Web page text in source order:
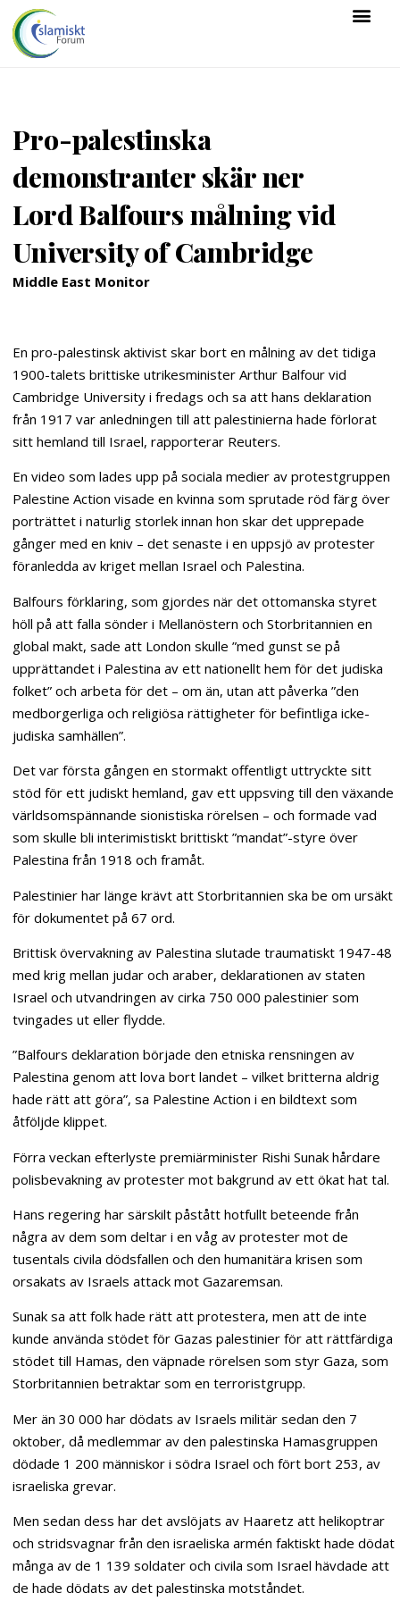
Pro-palestinska
demonstranter skär ner
Lord Balfours målning vid
University of Cambridge
Middle East Monitor
En pro-palestinsk aktivist skar bort en målning av det tidiga
1900-talets brittiske utrikesminister Arthur Balfour vid
Cambridge University i fredags och sa att hans deklaration
från 1917 var anledningen till att palestinierna hade förlorat
sitt hemland till Israel, rapporterar Reuters.
En video som lades upp på sociala medier av protestgruppen
Palestine Action visade en kvinna som sprutade röd färg över
porträttet i naturlig storlek innan hon skar det upprepade
gånger med en kniv – det senaste i en uppsjö av protester
föranledda av kriget mellan Israel och Palestina.
Balfours förklaring, som gjordes när det ottomanska styret
höll på att falla sönder i Mellanöstern och Storbritannien en
global makt, sade att London skulle ”med gunst se på
upprättandet i Palestina av ett nationellt hem för det judiska
folket” och arbeta för det – om än, utan att påverka ”den
medborgerliga och religiösa rättigheter för befintliga icke-
judiska samhällen”.
Det var första gången en stormakt offentligt uttryckte sitt
stöd för ett judiskt hemland, gav ett uppsving till den växande
världsomspännande sionistiska rörelsen – och formade vad
som skulle bli interimistiskt brittiskt ”mandat”-styre över
Palestina från 1918 och framåt.
Palestinier har länge krävt att Storbritannien ska be om ursäkt
för dokumentet på 67 ord.
Brittisk övervakning av Palestina slutade traumatiskt 1947-48
med krig mellan judar och araber, deklarationen av staten
Israel och utvandringen av cirka 750 000 palestinier som
tvingades ut eller flydde.
”Balfours deklaration började den etniska rensningen av
Palestina genom att lova bort landet – vilket britterna aldrig
hade rätt att göra”, sa Palestine Action i en bildtext som
åtföljde klippet.
Förra veckan efterlyste premiärminister Rishi Sunak hårdare
polisbevakning av protester mot bakgrund av ett ökat hat tal.
Hans regering har särskilt påstått hotfullt beteende från
några av dem som deltar i en våg av protester mot de
tusentals civila dödsfallen och den humanitära krisen som
orsakats av Israels attack mot Gazaremsan.
Sunak sa att folk hade rätt att protestera, men att de inte
kunde använda stödet för Gazas palestinier för att rättfärdiga
stödet till Hamas, den väpnade rörelsen som styr Gaza, som
Storbritannien betraktar som en terroristgrupp.
Mer än 30 000 har dödats av Israels militär sedan den 7
oktober, då medlemmar av den palestinska Hamasgruppen
dödade 1 200 människor i södra Israel och fört bort 253, av
israeliska grevar.
Men sedan dess har det avslöjats av Haaretz att helikoptrar
och stridsvagnar från den israeliska armén faktiskt hade dödat
många av de 1 139 soldater och civila som Israel hävdade att
de hade dödats av det palestinska motståndet.